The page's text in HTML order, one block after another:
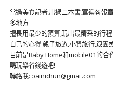
當過美食記者,出過二本書,寫遍各報
多地方
擅長用最少的預算,玩出最精采的行
自己的心得 親子旅遊,小資旅行,跟團
目前是Baby Home和mobile01的合
喝玩樂省錢遊吧!
聯絡我: painichun@gmail.com